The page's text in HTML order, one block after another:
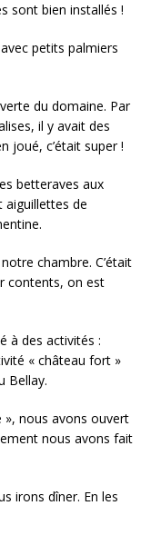
sont bien installés !
petits palmiers
du domaine. Par
il y avait des
joué, c’était super !
betteraves aux
aiguillettes de
chambre. C’était
contents, on est
à des activités :
« château fort »
Bellay.
», nous avons ouvert
nous avons fait
irons dîner. En les